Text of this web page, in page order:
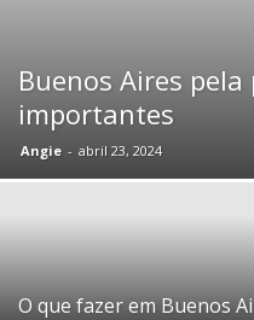
Buenos Aires
importantes
Angie - abril 23, 2024
O que fazer em Buenos